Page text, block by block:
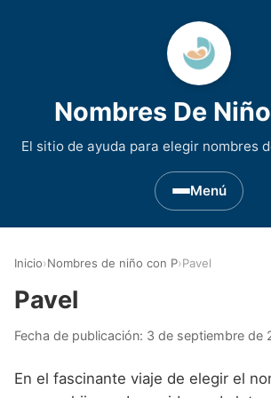
Nombres De
El sitio de ayuda para elegir nombres
Menú
Nombres de niño que
Nombres de Niño
Nombres de Niño Celtas
Inicio›Nombres de niño con P›Pavel
Pavel
Fecha de publicación: 3 de septiembre de
En el fascinante viaje de elegir el